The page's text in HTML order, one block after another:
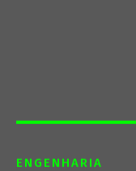
ENGENHARIA